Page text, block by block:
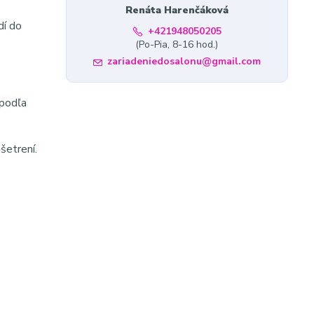
do
Renáta Harenčáková
+421948050205
(Po-Pia, 8-16 hod.)
zariadeniedosalonu@gmail.com